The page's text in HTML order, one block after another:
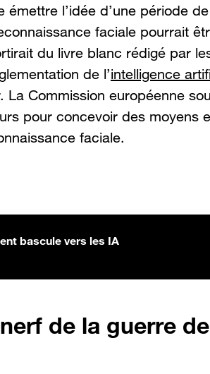
émettre l’idée d’une période
faciale pourrait
du livre blanc rédigé par
de l’intelligence
Commission européenne
pour concevoir des moyens
faciale.
bascule vers les IA
de la guerre